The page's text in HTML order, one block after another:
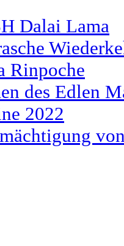
Dalai Lama
Rinpoche
des Edlen
2022